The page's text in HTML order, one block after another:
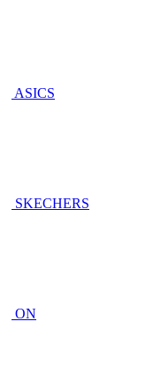
ASICS
SKECHERS
ON